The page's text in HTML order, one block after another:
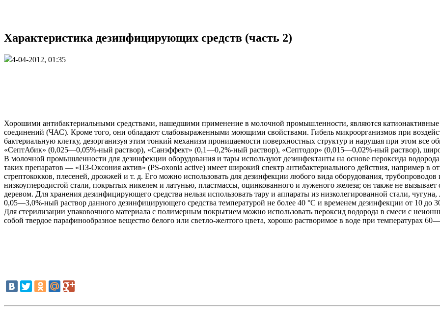
Характеристика дезинфицирующих средств (часть 2)
4-04-2012, 01:35
Хорошими антибактериальными средствами, нашедшими применение в молочной промышленности, являются
соединений (ЧАС). Кроме того, они обладают слабовыраженными моющими свойствами. Гибель микроорганизмов при
бактериальную клетку, дезорганизуя этим тонкий механизм проницаемости поверхностных структур и нарушая при этом
«СептАбик» (0,025—0,05%-ный раствор), «Санэффект» (0,1—0,2%-ный раствор), «Септодор» (0,015—0,02%-ный раствор),
В молочной промышленности для дезинфекции оборудования и тары используют дезинфектанты на основе пероксида
таких препаратов — «ПЗ-Оксония актив» (PS-oxonia active) имеет широкий спектр антибактериального действия, например в
стрептококков, плесеней, дрожжей и т. д. Его можно использовать для дезинфекции любого вида оборудования,
низкоуглеродистой стали, покрытых никелем и латунью, пластмассы, оцинкованного и луженого железа; он также не
деревом. Для хранения дезинфицирующего средства нельзя использовать тару и аппараты из низколегированной стали,
0,05—3,0%-ный раствор данного дезинфицирующего средства температурой не более 40 °С и временем дезинфекции от 10 до
Для стерилизации упаковочного материала с полимерным покрытием можно использовать пероксид водорода в смеси с
собой твердое парафинообразное вещество белого или светло-желтого цвета, хорошо растворимое в воде при температурах